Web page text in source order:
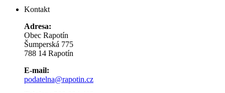
Kontakt
Adresa:
Obec Rapotín
Šumperská 775
788 14 Rapotín
E-mail:
podatelna@rapotin.cz